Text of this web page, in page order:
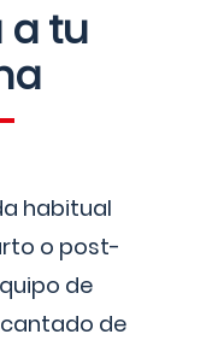
a tu
habitual
o post-
de
de